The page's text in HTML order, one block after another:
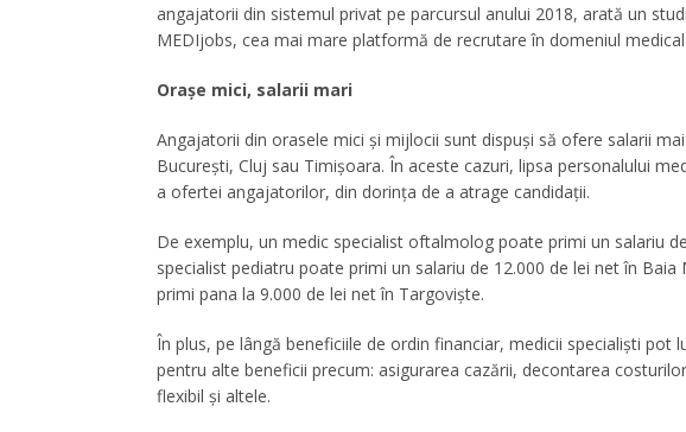
angajatorii din sistemul privat pe parcursul anului 2018, arată un
MEDIjobs, cea mai mare platformă de recrutare în domeniul
Orașe mici, salarii mari
Angajatorii din orasele mici și mijlocii sunt dispuși să ofere salarii
București, Cluj sau Timișoara. În aceste cazuri, lipsa personalului
a ofertei angajatorilor, din dorința de a atrage candidații.
De exemplu, un medic specialist oftalmolog poate primi un salariu
specialist pediatru poate primi un salariu de 12.000 de lei net în
primi pana la 9.000 de lei net în Targoviște.
În plus, pe lângă beneficiile de ordin financiar, medicii specialiști pot
pentru alte beneficii precum: asigurarea cazării, decontarea
flexibil și altele.